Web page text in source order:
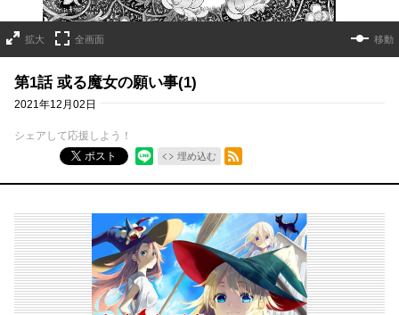
拡大 全画面 移動
第1話 或る魔女の願い事(1)
2021年12月02日
シェアして応援しよう！
ポスト
埋め込む
RSSフィード